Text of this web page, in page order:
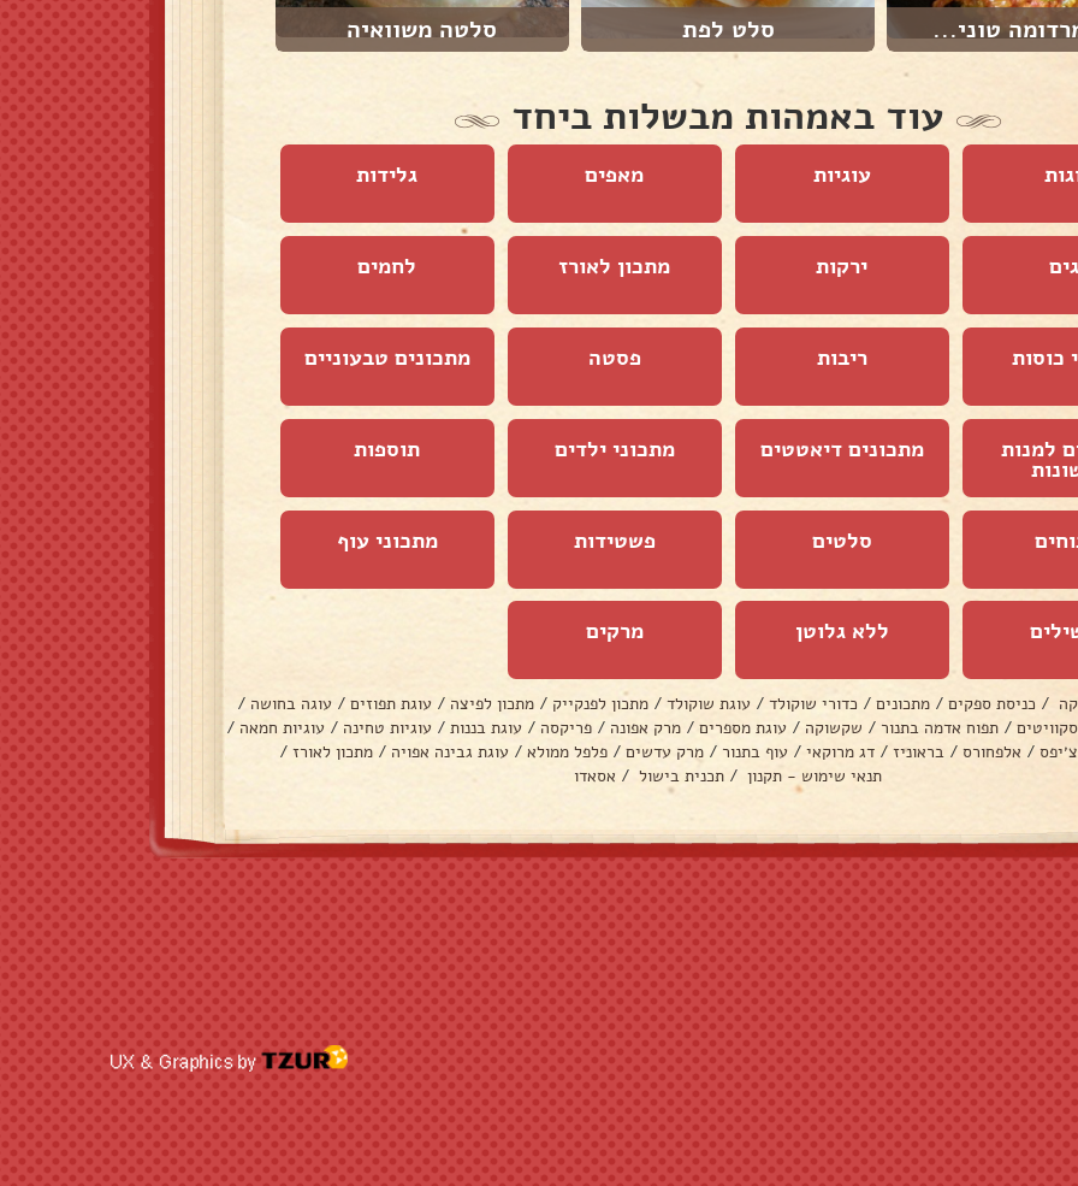
טוני... סלט לפת סלטה משוואיה
עוד באמהות מבשלות ביחד
עוגיות מאפים גלידות
ירקות מתכון לאורז לחמים
כוסות ריבות פסטה מתכונים טבעוניים
למנות מתכונים דיאטטים מתכוני ילדים תוספות
סלטים פשטידות מתכוני עוף
ללא גלוטן מרקים
/ כניסת ספקים / מתכונים / כדורי שוקולד / עוגת שוקולד / מתכון לפנקייק / מתכון לפיצה / עוגת תפוזים / עוגה בחושה /
/ תפוח אדמה בתנור / שקשוקה / עוגת מספרים / מרק אפונה / פריקסה / עוגת בננות / עוגיות טחינה / עוגיות חמאה /
/ אלפחורס / בראוניז / דג מרוקאי / עוף בתנור / מרק עדשים / פלפל ממולא / עוגת גבינה אפויה / מתכון לאורז /
תנאי שימוש - תקנון / תכנית בישול / אסאדו